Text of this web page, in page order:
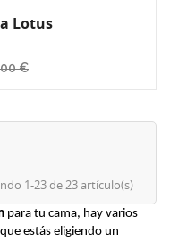
Lotus
€
1-23 de 23 artículo(s)
para tu cama, hay varios
estás eligiendo un